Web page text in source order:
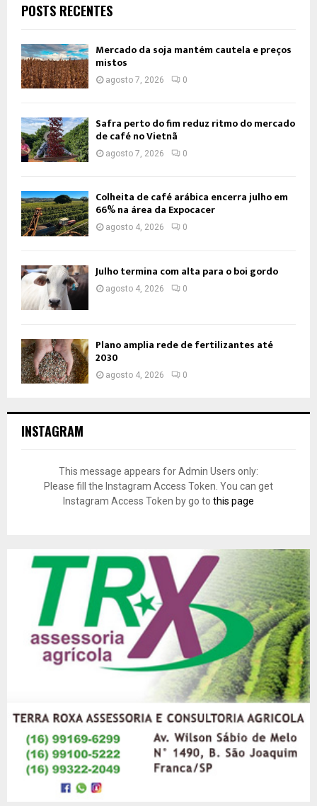
POSTS RECENTES
Mercado da soja mantém cautela e preços
mistos
agosto 7, 2026 0
Safra perto do fim reduz ritmo do mercado
de café no Vietnã
agosto 7, 2026 0
Colheita de café arábica encerra julho em
66% na área da Expocacer
agosto 4, 2026 0
Julho termina com alta para o boi gordo
agosto 4, 2026 0
Plano amplia rede de fertilizantes até
2030
agosto 4, 2026 0
INSTAGRAM
This message appears for Admin Users only:
Please fill the Instagram Access Token. You can get
Instagram Access Token by go to this page